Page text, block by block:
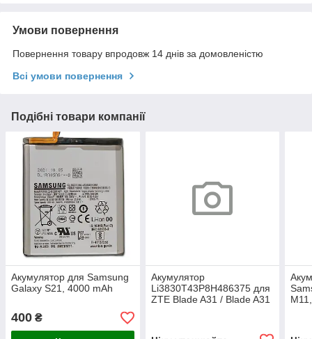
Умови повернення
Повернення товару впродовж 14 днів за домовленістю
Всі умови повернення
Подібні товари компанії
Акумулятор для Samsung
Galaxy S21, 4000 mAh
400 ₴
Акумулятор
Li3830T43P8H486375 для
ZTE Blade A31 / Blade A31